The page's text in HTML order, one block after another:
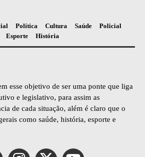
Política Cultura Saúde
Policial
Esporte
História
esse objetivo de ser uma ponte que liga
e legislativo, para assim as
de cada situação, além é claro que o
como saúde, história, esporte e